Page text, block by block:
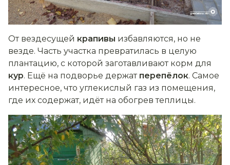
От вездесущей крапивы избавляются, но не
везде. Часть участка превратилась в целую
плантацию, с которой заготавливают корм для
кур. Ещё на подворье держат перепёлок. Самое
интересное, что углекислый газ из помещения,
где их содержат, идёт на обогрев теплицы.